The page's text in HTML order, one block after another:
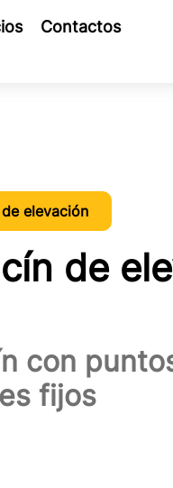
Contactos
elevación
de
con
fijos